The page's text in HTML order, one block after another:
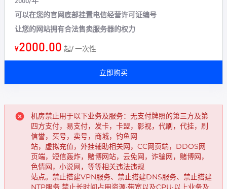
可以在您的官网底部挂置电信经营许可证编号
让您的网站拥有合法售卖服务器的权力
¥2000.00 起/ 一次性
立即购买
机房禁止用于以下业务及服务：无支付牌照的第三方及第
四方支付，易支付，发卡，卡盟，影视，代刷，代挂，刷
信誉，买号，卖号，商城，钓鱼网
站，虚拟充值，外挂辅助相关网，CC网页端，DDOS网
页端，短信轰炸，赌博网站，云免网，诈骗网，赌博网，
色情网，小说网，等等相关违法违规
站点。禁止搭建VPN服务、禁止搭建DNS服务、禁止搭建
NTP服务 禁止长时间占用资源·带宽以及CPU·以上业务及